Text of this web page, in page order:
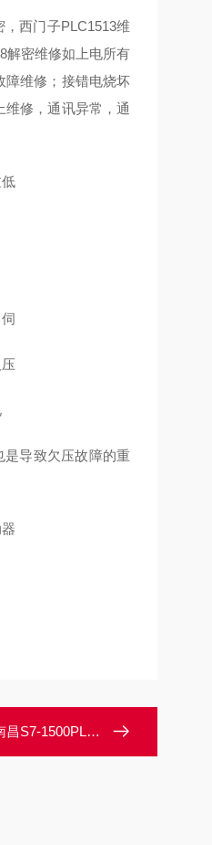
西门子PLC1513维
解密维修如上电所有
障维修；接错电烧坏
修，通讯异常，通
是导致欠压故障的重
时间到期锁定解密技巧